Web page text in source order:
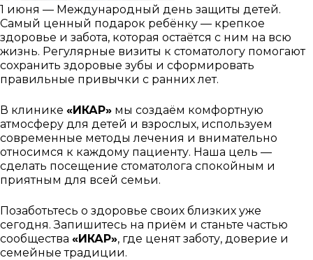
1 июня — Международный день защиты детей.
Самый ценный подарок ребёнку — крепкое
здоровье и забота, которая остаётся с ним на всю
жизнь. Регулярные визиты к стоматологу помогают
сохранить здоровые зубы и сформировать
правильные привычки с ранних лет.
В клинике «ИКАР» мы создаём комфортную
атмосферу для детей и взрослых, используем
современные методы лечения и внимательно
относимся к каждому пациенту. Наша цель —
сделать посещение стоматолога спокойным и
приятным для всей семьи.
Позаботьтесь о здоровье своих близких уже
сегодня. Запишитесь на приём и станьте частью
сообщества «ИКАР», где ценят заботу, доверие и
семейные традиции.